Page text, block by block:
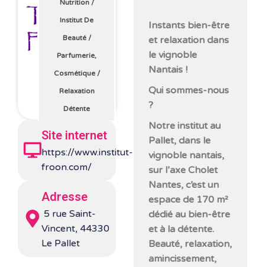
Nutrition/
Institut De
Beauté/
Parfumerie,
Cosmétique/
Relaxation
Détente
Site internet
https://www.institut-
froon.com/
Adresse
5 rue Saint-
Vincent, 44330
Le Pallet
Instants bien-être
et relaxation dans
le vignoble
Nantais !
Qui sommes-nous
?
Notre institut au
Pallet, dans le
vignoble nantais,
sur l’axe Cholet
Nantes, c’est un
espace de 170 m²
dédié au bien-être
et à la détente.
Beauté, relaxation,
amincissement,